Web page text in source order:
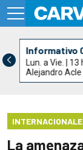
Informativo
Lun. a Vie. | 13
Alejandro
La